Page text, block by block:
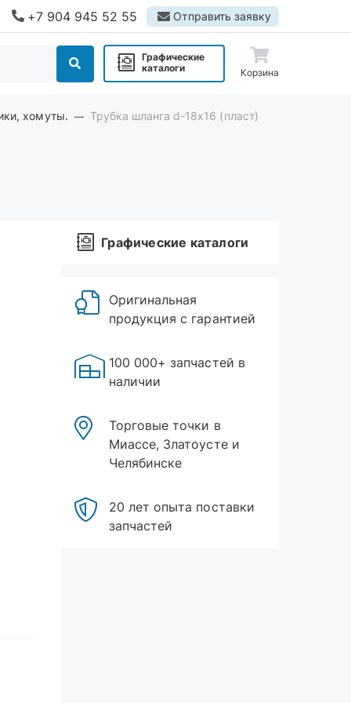
+7 904 945 52 55 Отправить заявку
Графические
каталоги
Корзина
хомуты. Трубка шланга d-18х16 (пласт)
Графические каталоги
Оригинальная
продукция с гарантией
100 000+ запчастей в
наличии
Торговые точки в
Миассе, Златоусте и
Челябинске
20 лет опыта поставки
запчастей